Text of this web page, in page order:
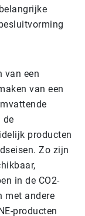
van een
van een
de
producten
Zo zijn
in de CO2-
met andere
producten